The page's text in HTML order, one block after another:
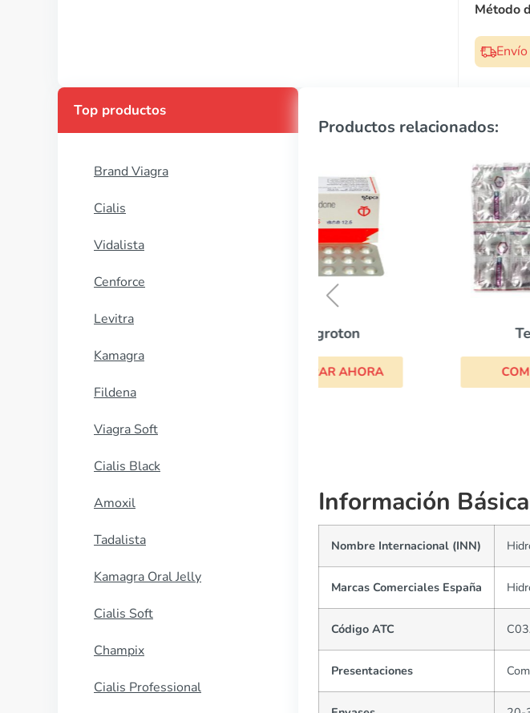
Método
Top productos
Brand Viagra
Cialis
Vidalista
Cenforce
Levitra
Kamagra
Fildena
Viagra Soft
Cialis Black
Amoxil
Tadalista
Kamagra Oral Jelly
Cialis Soft
Champix
Cialis Professional
Productos relacionados:
COMPRAR AHORA
Información
Nombre Internacional (INN)
Marcas Comerciales España
Código ATC
Presentaciones